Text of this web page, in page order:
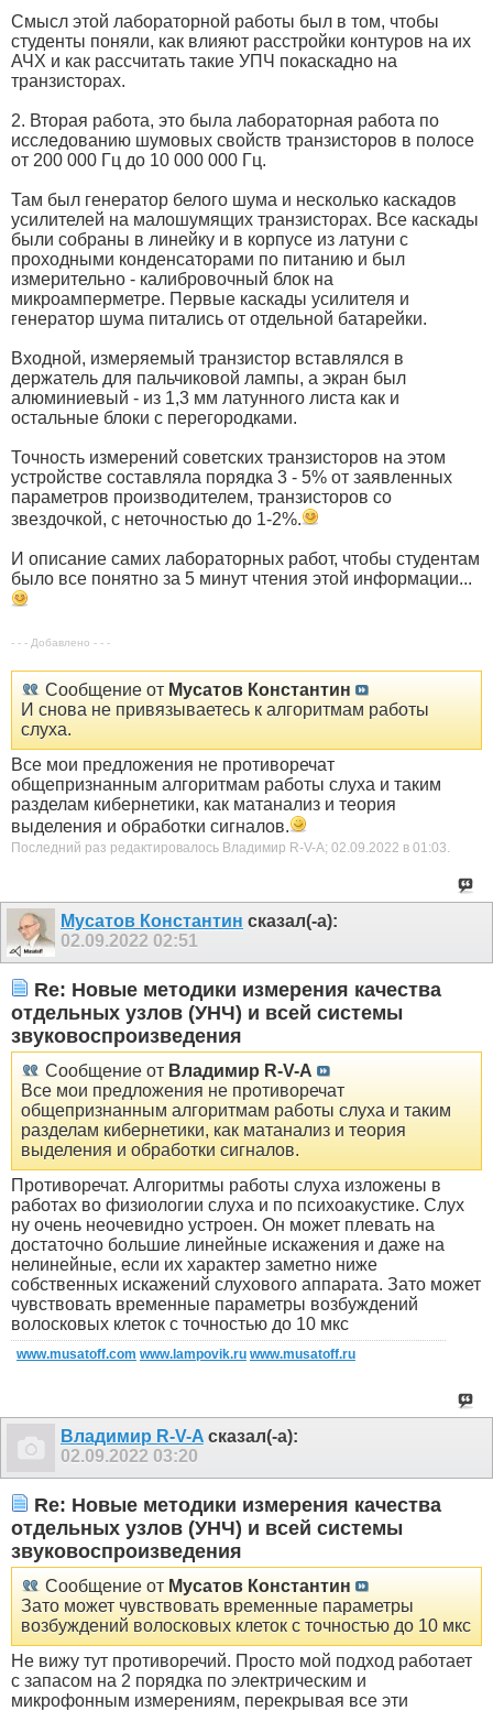
Смысл этой лабораторной работы был в том, чтобы
студенты поняли, как влияют расстройки контуров на их
АЧХ и как рассчитать такие УПЧ покаскадно на
транзисторах.
2. Вторая работа, это была лабораторная работа по
исследованию шумовых свойств транзисторов в полосе
от 200 000 Гц до 10 000 000 Гц.
Там был генератор белого шума и несколько каскадов
усилителей на малошумящих транзисторах. Все каскады
были собраны в линейку и в корпусе из латуни с
проходными конденсаторами по питанию и был
измерительно - калибровочный блок на
микроамперметре. Первые каскады усилителя и
генератор шума питались от отдельной батарейки.
Входной, измеряемый транзистор вставлялся в
держатель для пальчиковой лампы, а экран был
алюминиевый - из 1,3 мм латунного листа как и
остальные блоки с перегородками.
Точность измерений советских транзисторов на этом
устройстве составляла порядка 3 - 5% от заявленных
параметров производителем, транзисторов со
звездочкой, с неточностью до 1-2%.
И описание самих лабораторных работ, чтобы студентам
было все понятно за 5 минут чтения этой информации...
- - - Добавлено - - -
Сообщение от Мусатов Константин
И снова не привязываетесь к алгоритмам работы
слуха.
Все мои предложения не противоречат
общепризнанным алгоритмам работы слуха и таким
разделам кибернетики, как матанализ и теория
выделения и обработки сигналов.
Последний раз редактировалось Владимир R-V-A; 02.09.2022 в 01:03
Мусатов Константин сказал(-а):
02.09.2022 02:51
Re: Новые методики измерения качества
отдельных узлов (УНЧ) и всей системы
звуковоспроизведения
Сообщение от Владимир R-V-A
Все мои предложения не противоречат
общепризнанным алгоритмам работы слуха и таким
разделам кибернетики, как матанализ и теория
выделения и обработки сигналов.
Противоречат. Алгоритмы работы слуха изложены в
работах во физиологии слуха и по психоакустике. Слух
ну очень неочевидно устроен. Он может плевать на
достаточно большие линейные искажения и даже на
нелинейные, если их характер заметно ниже
собственных искажений слухового аппарата. Зато может
чувствовать временные параметры возбуждений
волосковых клеток с точностью до 10 мкс
www.musatoff.com www.lampovik.ru www.musatoff.ru
Владимир R-V-A сказал(-а):
02.09.2022 03:20
Re: Новые методики измерения качества
отдельных узлов (УНЧ) и всей системы
звуковоспроизведения
Сообщение от Мусатов Константин
Зато может чувствовать временные параметры
возбуждений волосковых клеток с точностью до 10 мкс
Не вижу тут противоречий. Просто мой подход работает
с запасом на 2 порядка по электрическим и
микрофонным измерениям, перекрывая все эти